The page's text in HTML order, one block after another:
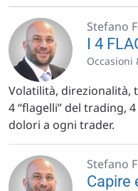
Stefano
I 4
Occasioni
Volatilità, direzionalità,
4 “flagelli” del trading,
dolori a ogni trader.
Stefano
Capire